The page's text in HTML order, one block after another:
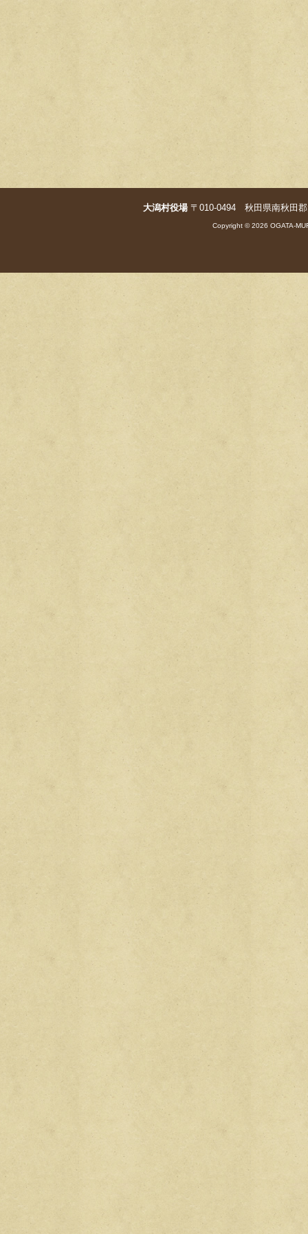
大潟村役場〒010-0494 秋田県南秋田
Copyright © 2026 OGATA-